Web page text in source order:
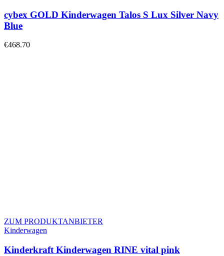
cybex GOLD Kinderwagen Talos S Lux Silver Navy
Blue
€468.70
ZUM PRODUKTANBIETER
Kinderwagen
Kinderkraft Kinderwagen RINE vital pink